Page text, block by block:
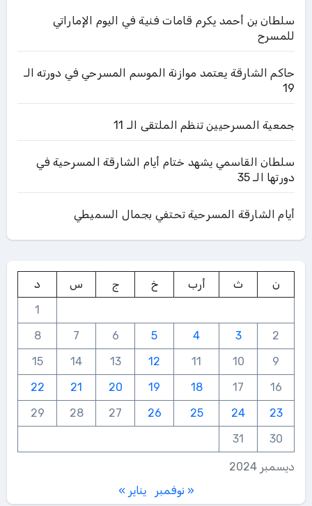
سلطان بن أحمد يكرم قامات فنية في اليوم الإماراتي
للمسرح
حاكم الشارقة يعتمد موازنة الموسم المسرحي في دورته الـ
19
جمعية المسرحيين تنظم الملتقى الـ 11
سلطان القاسمي يشهد ختام أيام الشارقة المسرحية في
دورتها الـ 35
أيام الشارقة المسرحية تحتفي بجمال السميطي
ديسمبر 2024
ن ث أرب خ ج س
د
1
2
3
4
5
6
7
8
9
10
11
12
13
14
15
16
17
18
19
20
21
22
23
24
25
26
27
28
29
30
31
« نوفمبر يناير »